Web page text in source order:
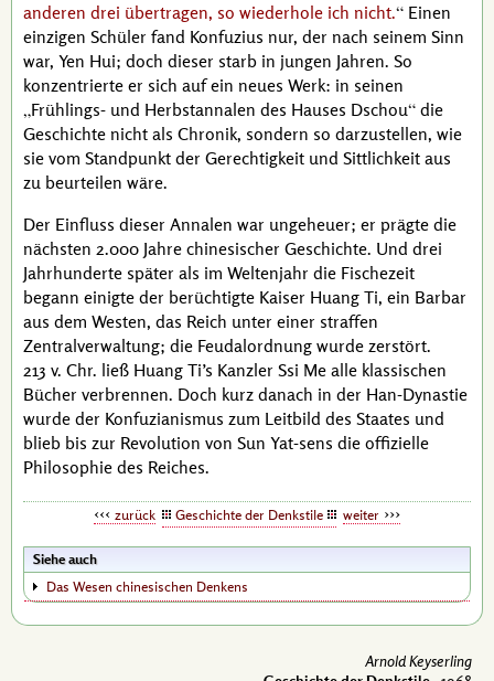
anderen drei übertragen, so wiederhole ich nicht.
Einen
einzigen Schüler fand Konfuzius nur, der nach seinem Sinn
war, Yen Hui; doch dieser starb in jungen Jahren. So
konzentrierte er sich auf ein neues Werk: in seinen
Frühlings- und Herbstannalen des Hauses Dschou die
Geschichte nicht als Chronik, sondern so darzustellen, wie
sie vom Standpunkt der Gerechtigkeit und Sittlichkeit aus
zu beurteilen wäre.
Der Einfluss dieser Annalen war ungeheuer; er prägte die
nächsten 2.000 Jahre chinesischer Geschichte. Und drei
Jahrhunderte später als im Weltenjahr die Fischezeit
begann einigte der berüchtigte Kaiser Huang Ti, ein Barbar
aus dem Westen, das Reich unter einer straffen
Zentralverwaltung; die Feudalordnung wurde zerstört.
213 v. Chr. ließ Huang Ti’s Kanzler Ssi Me alle klassischen
Bücher verbrennen. Doch kurz danach in der Han-Dynastie
wurde der Konfuzianismus zum Leitbild des Staates und
blieb bis zur Revolution von Sun Yat-sens die offizielle
Philosophie des Reiches.
zurück Geschichte der Denkstile weiter
Siehe auch
Das Wesen chinesischen Denkens
Arnold Keyserling